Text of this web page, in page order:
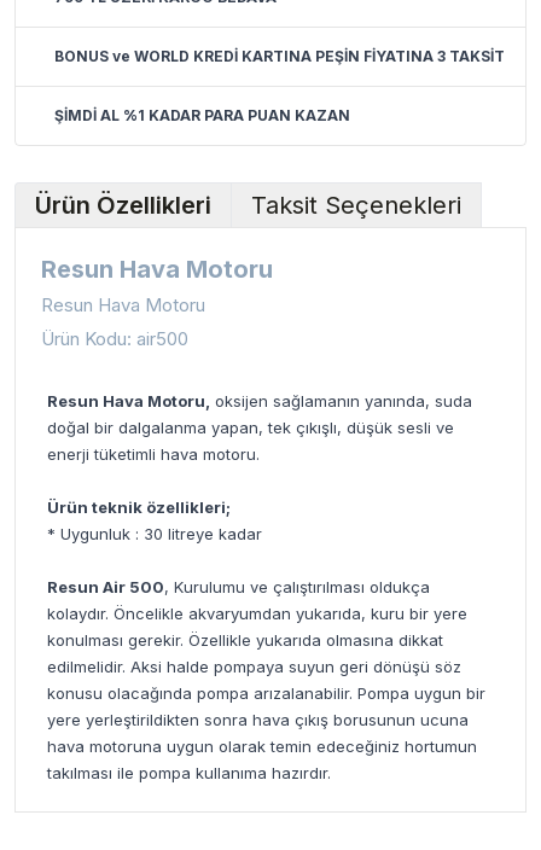
BONUS ve WORLD KREDİ KARTINA PEŞİN FİYATINA 3 TAKSİT
ŞİMDİ AL %1 KADAR PARA PUAN KAZAN
Ürün Özellikleri Taksit Seçenekleri
Resun Hava Motoru
Resun Hava Motoru
Ürün Kodu: air500
Resun Hava Motoru, oksijen sağlamanın yanında, suda
doğal bir dalgalanma yapan, tek çıkışlı, düşük sesli ve
enerji tüketimli hava motoru.
Ürün teknik özellikleri;
* Uygunluk : 30 litreye kadar
Resun Air 500, Kurulumu ve çalıştırılması oldukça
kolaydır. Öncelikle akvaryumdan yukarıda, kuru bir yere
konulması gerekir. Özellikle yukarıda olmasına dikkat
edilmelidir. Aksi halde pompaya suyun geri dönüşü söz
konusu olacağında pompa arızalanabilir. Pompa uygun bir
yere yerleştirildikten sonra hava çıkış borusunun ucuna
hava motoruna uygun olarak temin edeceğiniz hortumun
takılması ile pompa kullanıma hazırdır.